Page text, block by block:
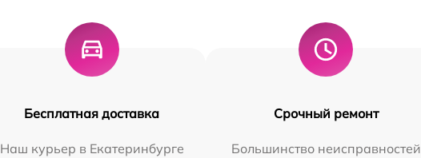
Бесплатная доставка
Наш курьер в Екатеринбурге
Срочный ремонт
Большинство неисправностей